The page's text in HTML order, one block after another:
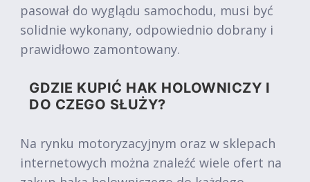
pasował do wyglądu samochodu, musi być
solidnie wykonany, odpowiednio dobrany i
prawidłowo zamontowany.
GDZIE KUPIĆ HAK HOLOWNICZY I
DO CZEGO SŁUŻY?
Na rynku motoryzacyjnym oraz w sklepach
internetowych można znaleźć wiele ofert na